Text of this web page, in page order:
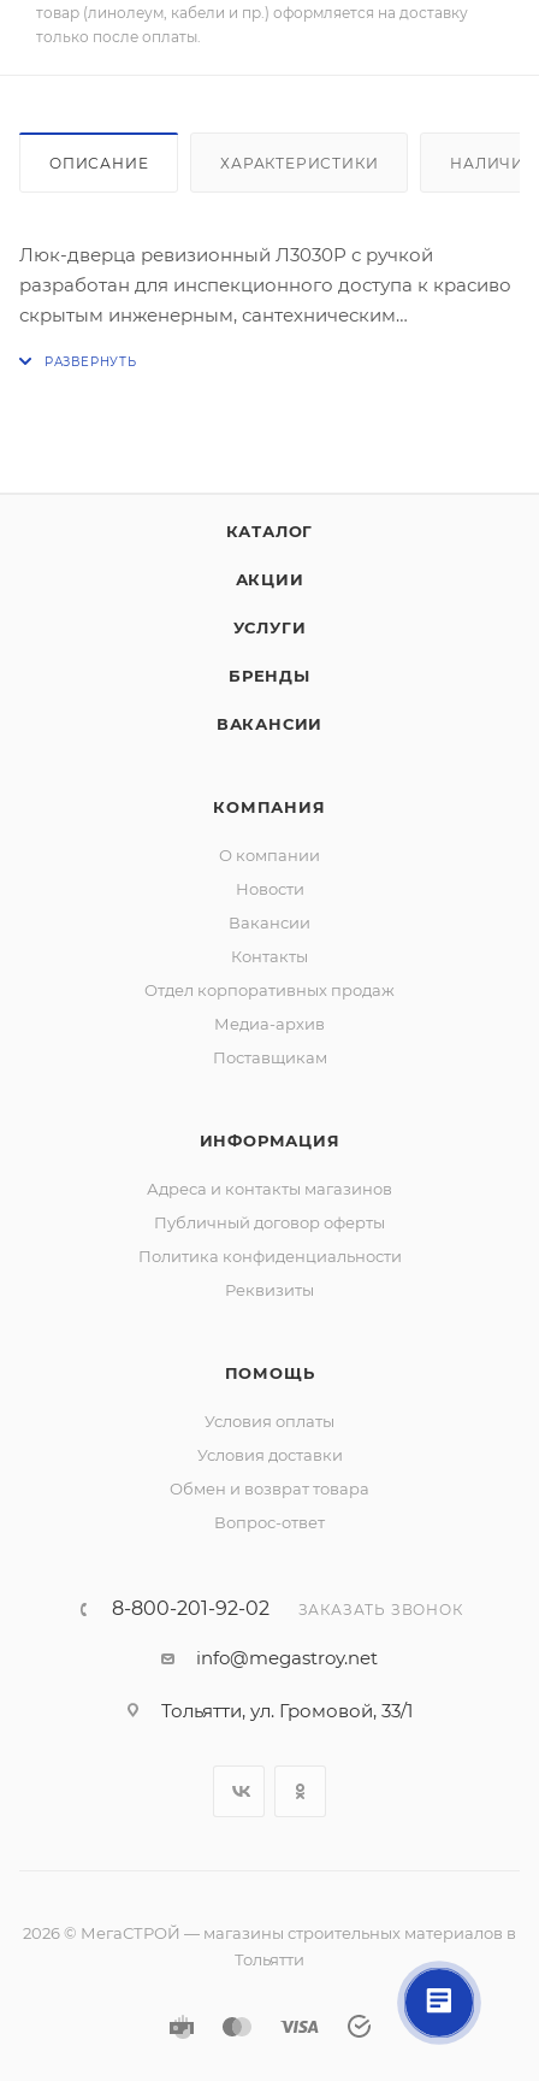
товар (линолеум, кабели и пр.) оформляется на доставку
только после оплаты.
ОПИСАНИЕ ХАРАКТЕРИСТИКИ НАЛИЧИЕ
Люк-дверца ревизионный Л3030Р с ручкой
разработан для инспекционного доступа к красиво
скрытым инженерным, сантехническим
КАТАЛОГ
АКЦИИ
УСЛУГИ
БРЕНДЫ
ВАКАНСИИ
КОМПАНИЯ
О компании
Новости
Вакансии
Контакты
Отдел корпоративных продаж
Медиа-архив
Поставщикам
ИНФОРМАЦИЯ
Адреса и контакты магазинов
Публичный договор оферты
Политика конфиденциальности
Реквизиты
ПОМОЩЬ
Условия оплаты
Условия доставки
Обмен и возврат товара
Вопрос-ответ
8-800-201-92-02 ЗАКАЗАТЬ ЗВОНОК
info@megastroy.net
Тольятти, ул. Громовой, 33/1
2026 © МегаСТРОЙ — магазины строительных материалов в
Тольятти